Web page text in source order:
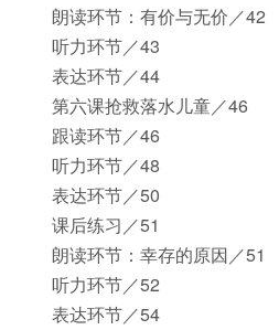
朗读环节：有价与无价／42
听力环节／43
表达环节／44
第六课抢救落水儿童／46
跟读环节／46
听力环节／48
表达环节／50
课后练习／51
朗读环节：幸存的原因／51
听力环节／52
表达环节／54